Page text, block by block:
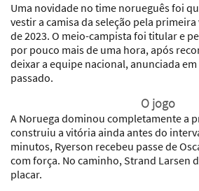
Uma novidade no time norueguês foi
vestir a camisa da seleção pela
de 2023. O meio-campista foi titular e
por pouco mais de uma hora, após
deixar a equipe nacional, anunciada
passado.
O jogo
A Noruega dominou completamente a
construiu a vitória ainda antes do
minutos, Ryerson recebeu passe de
com força. No caminho, Strand Larsen
placar.